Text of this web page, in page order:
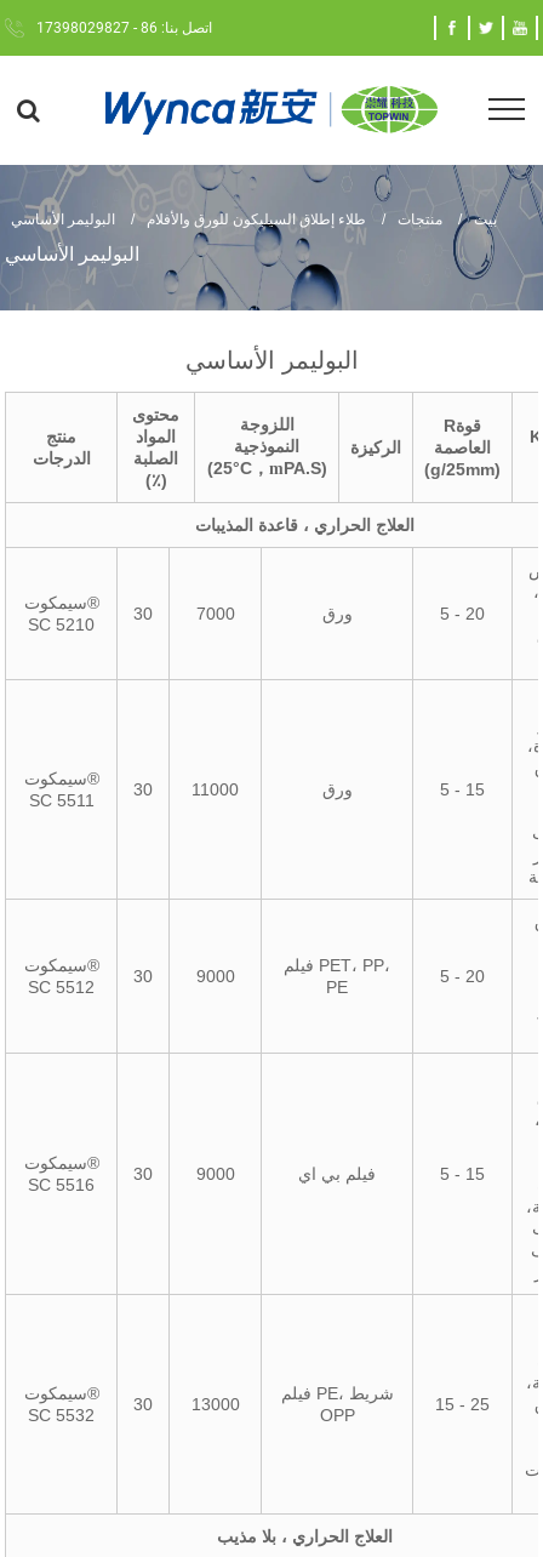
اتصل بنا: 86 - 17398029827
بيت منتجات طلاء إطلاق السيليكون للورق والأفلام البوليمر الأساسي
البوليمر الأساسي
البوليمر الأساسي
منتج
الدرجات
محتوى
المواد
الصلبة
(٪)
اللزوجة
النموذجية
(25°C， mPA.S)
الركيزة
Rقوة
العاصمة
(g/25mm)
K
العلاج الحراري ، قاعدة المذيبات
سيمكوت®
SC 5210
30 7000 ورق 5 - 20
سيمكوت®
SC 5511
30 11000 ورق 5 - 15
سيمكوت®
SC 5512
30 9000
فيلم PET، PP،
PE
5 - 20
سيمكوت®
SC 5516
30 9000 فيلم بي اي 5 - 15
سيمكوت®
SC 5532
30 13000
فيلم PE، شريط
OPP
15 - 25
العلاج الحراري ، بلا مذيب